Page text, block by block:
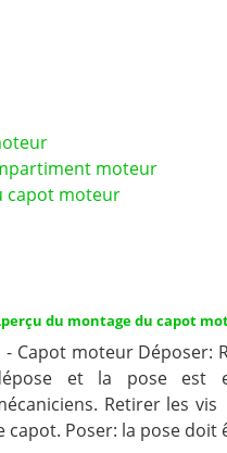
moteur
capot moteur
du montage du capot
- Capot moteur Déposer:
et la pose est
Retirer les
capot. Poser: la pose doit